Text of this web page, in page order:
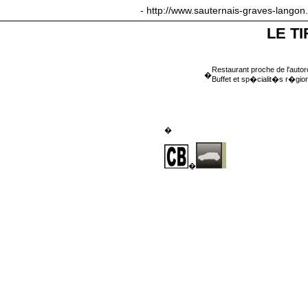
- http://www.sauternais-graves-
LE
�
Restaurant proche de
Buffet et sp�cialit�s
�
�